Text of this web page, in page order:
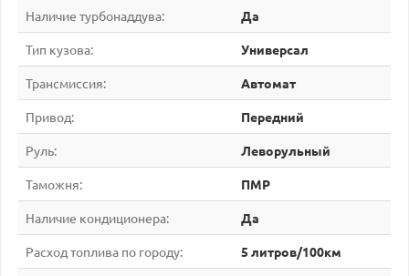
Наличие турбонаддува: Да
Тип кузова: Универсал
Трансмиссия: Автомат
Привод: Передний
Руль: Леворульный
Таможня: ПМР
Наличие кондиционера: Да
Расход топлива по городу: 5 литров/100км